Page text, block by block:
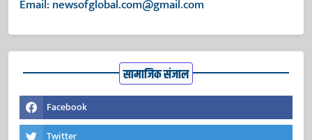
Email: newsofglobal.com@gmail.com
सामाजिक संजाल
Facebook
Twitter